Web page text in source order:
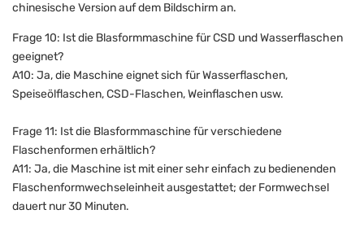
chinesische Version auf dem Bildschirm an.
Frage 10: Ist die Blasformmaschine für CSD und Wasserflaschen
geeignet?
A10: Ja, die Maschine eignet sich für Wasserflaschen,
Speiseölflaschen, CSD-Flaschen, Weinflaschen usw.
Frage 11: Ist die Blasformmaschine für verschiedene
Flaschenformen erhältlich?
A11: Ja, die Maschine ist mit einer sehr einfach zu bedienenden
Flaschenformwechseleinheit ausgestattet; der Formwechsel
dauert nur 30 Minuten.